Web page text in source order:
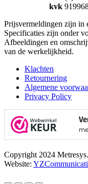
kvk
Prijsvermeldingen zijn in
Specificaties zijn onder
Afbeeldingen en
van de werkelijkheid.
Klachten
Retournering
Algemene
Privacy Policy
Copyright 2024
Website: